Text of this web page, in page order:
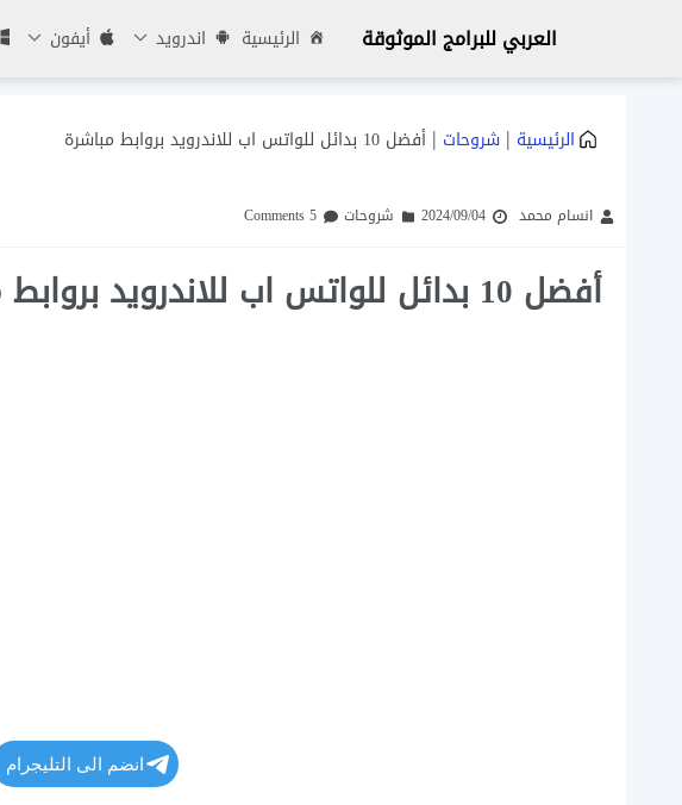
العربي للبرامج الموثوقة الرئيسية اندرويد أيفون
الرئيسية | شروحات | أفضل 10 بدائل للواتس اب للاندرويد بروابط مباشرة
انسام محمد 2024/09/04 شروحات 5 Comments
أفضل 10 بدائل للواتس اب للاندرويد بروابط مباشرة
انضم الى التليجرام